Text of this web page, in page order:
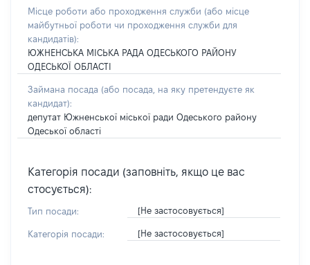
Місце роботи або проходження служби (або місце
майбутньої роботи чи проходження служби для
кандидатів):
ЮЖНЕНСЬКА МІСЬКА РАДА ОДЕСЬКОГО РАЙОНУ
ОДЕСЬКОЇ ОБЛАСТІ
Займана посада (або посада, на яку претендуєте як
кандидат):
депутат Южненської міської ради Одеського району
Одеської області
Категорія посади (заповніть, якщо це вас
стосується):
Тип посади: [Не застосовується]
Категорія посади: [Не застосовується]